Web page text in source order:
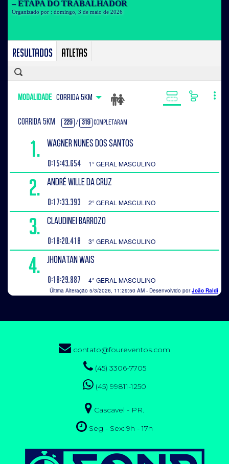
contato@foureventos.com
(45) 3306-7705
(45) 99811-1250
Cascavel - PR.
Seg - Sex: 9h - 17h